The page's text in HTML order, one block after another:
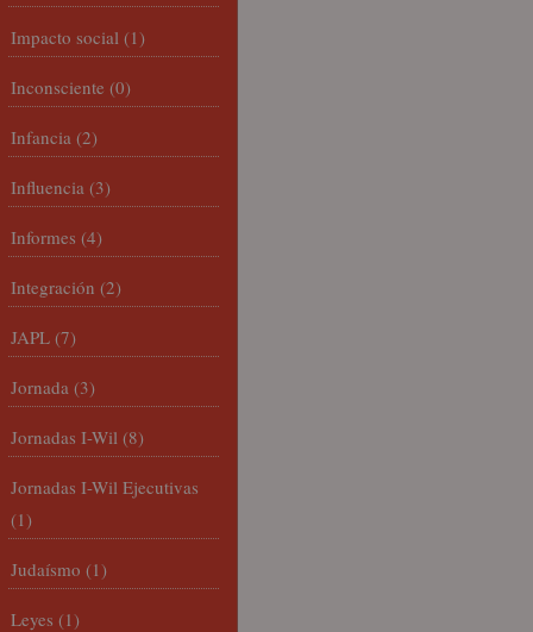
Impacto social (1)
Inconsciente (0)
Infancia (2)
Influencia (3)
Informes (4)
Integración (2)
JAPL (7)
Jornada (3)
Jornadas I-Wil (8)
Jornadas I-Wil Ejecutivas
(1)
Judaísmo (1)
Leyes (1)